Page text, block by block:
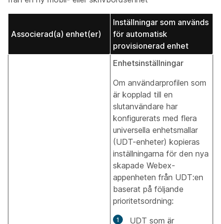
Associerad(a) enhet(er)
Inställningar som används
för automatisk
provisionerad enhet
Enhetsinställningar
Om användarprofilen som
är kopplad till en
slutanvändare har
konfigurerats med flera
universella enhetsmallar
(UDT-enheter) kopieras
inställningarna för den nya
skapade Webex-
appenheten från UDT:en
baserat på följande
prioritetsordning:
UDT som är